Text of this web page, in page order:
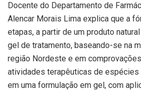
Docente do Departamento de
Alencar Morais Lima explica que a
etapas, a partir de um produto
gel de tratamento, baseando-se na
região Nordeste e em
atividades terapêuticas de espécies
em uma formulação em gel, com